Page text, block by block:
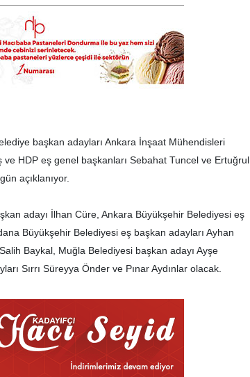
başkan adayları Ankara İnşaat Mühendisleri
HDP eş genel başkanları Sebahat Tuncel ve Ertuğrul
açıklanıyor.
adayı İlhan Cüre, Ankara Büyükşehir Belediyesi eş
Büyükşehir Belediyesi eş başkan adayları Ayhan
Baykal, Muğla Belediyesi başkan adayı Ayşe
Sırrı Süreyya Önder ve Pınar Aydınlar olacak.